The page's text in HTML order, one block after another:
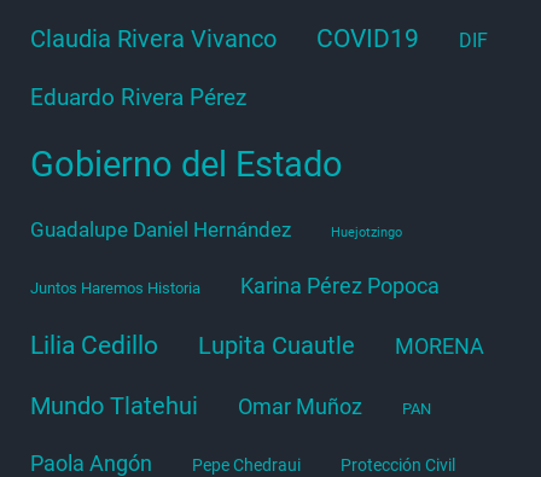
Claudia Rivera Vivanco COVID19 DIF
Eduardo Rivera Pérez
Gobierno del Estado
Guadalupe Daniel Hernández Huejotzingo
Juntos Haremos Historia Karina Pérez Popoca
Lilia Cedillo Lupita Cuautle MORENA
Mundo Tlatehui Omar Muñoz PAN
Paola Angón Pepe Chedraui Protección Civil